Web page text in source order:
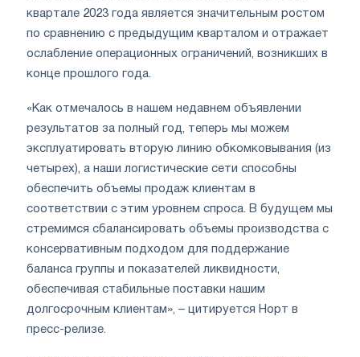
квартале 2023 года является значительным ростом
по сравнению с предыдущим кварталом и отражает
ослабление операционных ограничений, возникших в
конце прошлого года.
«Как отмечалось в нашем недавнем объявлении
результатов за полный год, теперь мы можем
эксплуатировать вторую линию обкомковывания (из
четырех), а наши логистические сети способны
обеспечить объемы продаж клиентам в
соответствии с этим уровнем спроса. В будущем мы
стремимся сбалансировать объемы производства с
консервативным подходом для поддержание
баланса группы и показателей ликвидности,
обеспечивая стабильные поставки нашим
долгосрочным клиентам», – цитируется Норт в
пресс-релизе.